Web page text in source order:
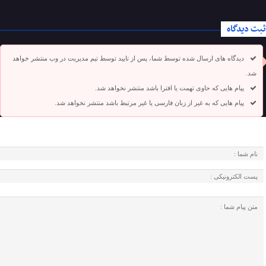
ثبت دیدگاه
دیدگاه های ارسال شده توسط شما، پس از تایید توسط تیم مدیریت در وب منتشر خواهد
شد.
پیام هایی که حاوی تهمت یا افترا باشد منتشر نخواهد شد.
پیام هایی که به غیر از زبان فارسی یا غیر مرتبط باشد منتشر نخواهد شد.